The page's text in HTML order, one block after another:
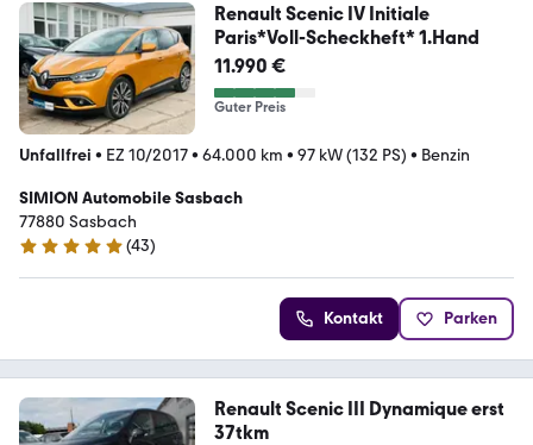
Renault Scenic IV Initiale
Paris*Voll-Scheckheft* 1.Hand
11.990 €
Guter Preis
Unfallfrei • EZ 10/2017• 64.000 km • 97 kW (132 PS) • Benzin
SIMION Automobile Sasbach
77880 Sasbach
4.9 Sterne
(43)
Kontakt Parken
Renault Scenic III Dynamique erst
37tkm